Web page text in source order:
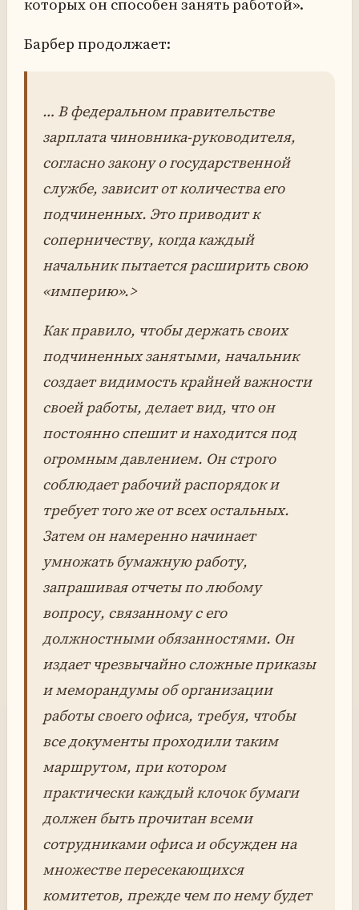
которых он способен занять работой».
Барбер продолжает:
… В федеральном правительстве
зарплата чиновника-руководителя,
согласно закону о государственной
службе, зависит от количества его
подчиненных. Это приводит к
соперничеству, когда каждый
начальник пытается расширить свою
«империю».>
Как правило, чтобы держать своих
подчиненных занятыми, начальник
создает видимость крайней важности
своей работы, делает вид, что он
постоянно спешит и находится под
огромным давлением. Он строго
соблюдает рабочий распорядок и
требует того же от всех остальных.
Затем он намеренно начинает
умножать бумажную работу,
запрашивая отчеты по любому
вопросу, связанному с его
должностными обязанностями. Он
издает чрезвычайно сложные приказы
и меморандумы об организации
работы своего офиса, требуя, чтобы
все документы проходили таким
маршрутом, при котором
практически каждый клочок бумаги
должен быть прочитан всеми
сотрудниками офиса и обсужден на
множестве пересекающихся
комитетов, прежде чем по нему будет